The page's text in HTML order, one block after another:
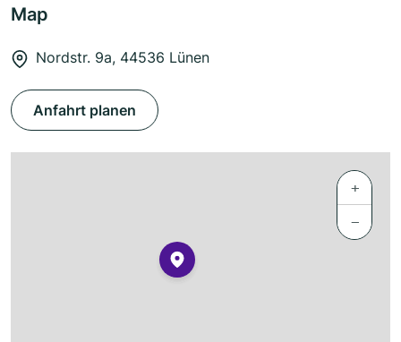
Map
Nordstr. 9a, 44536 Lünen
Anfahrt planen
+
−